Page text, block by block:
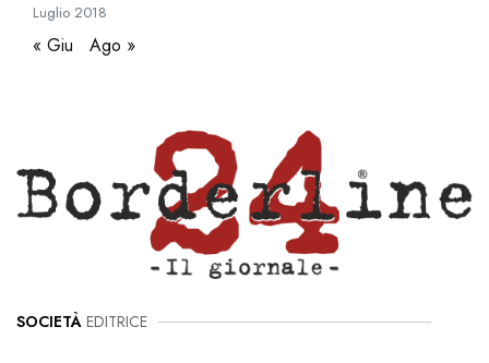
Luglio 2018
« Giu Ago »
SOCIETÀ EDITRICE